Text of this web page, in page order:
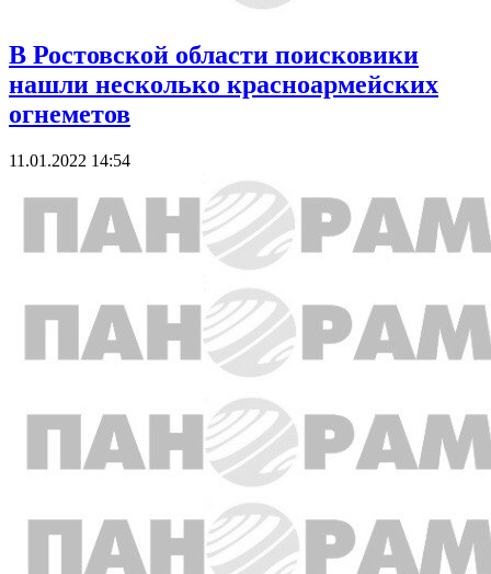
В Ростовской области поисковики
нашли несколько красноармейских
огнеметов
11.01.2022 14:54